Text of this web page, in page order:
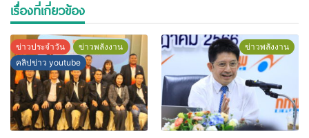
เรื่องที่เกี่ยวข้อง
ข่าวประจำวัน
ข่าวพลังงาน
คลิปข่าว youtube
ข่าวพลังงาน